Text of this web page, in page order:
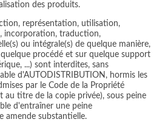
des produits.
représentation, utilisation,
incorporation, traduction,
ou intégrale(s) de quelque manière,
procédé et sur quelque support
...) sont interdites, sans
d'AUTODISTRIBUTION, hormis les
par le Code de la Propriété
au titre de la copie privée), sous peine
d'entraîner une peine
amende substantielle.